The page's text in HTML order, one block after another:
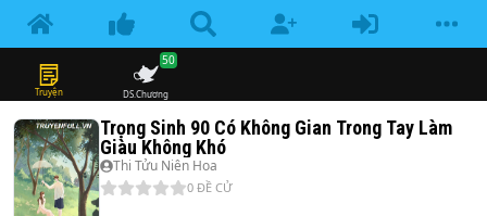
Truyện DS.Chương
50
Trọng Sinh 90 Có Không Gian Trong Tay Làm
Giàu Không Khó
Thi Tửu Niên Hoa
0 ĐỀ CỬ